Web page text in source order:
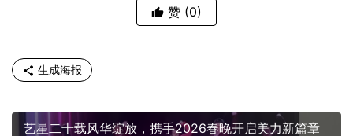
赞 (0)
生成海报
艺星二十载风华绽放，携手2026春晚开启美力新篇章